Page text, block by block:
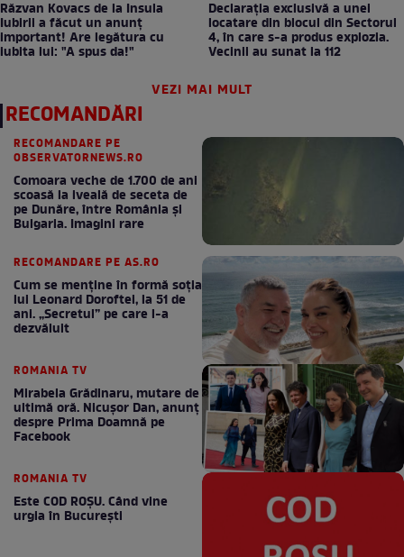
Răzvan Kovacs de la Insula
Iubirii a făcut un anunț
important! Are legătura cu
iubita lui: "A spus da!"
Declarația exclusivă a unei
locatare din blocul din Sectorul
4, în care s-a produs explozia.
Vecinii au sunat la 112
VEZI MAI MULT
RECOMANDĂRI
RECOMANDARE PE
OBSERVATORNEWS.RO
Comoara veche de 1.700 de ani
scoasă la iveală de seceta de
pe Dunăre, între România şi
Bulgaria. Imagini rare
RECOMANDARE PE AS.RO
Cum se menţine în formă soţia
lui Leonard Doroftei, la 51 de
ani. „Secretul” pe care l-a
dezvăluit
ROMANIA TV
Mirabela Grădinaru, mutare de
ultimă oră. Nicuşor Dan, anunţ
despre Prima Doamnă pe
Facebook
ROMANIA TV
Este COD ROŞU. Când vine
urgia în Bucureşti